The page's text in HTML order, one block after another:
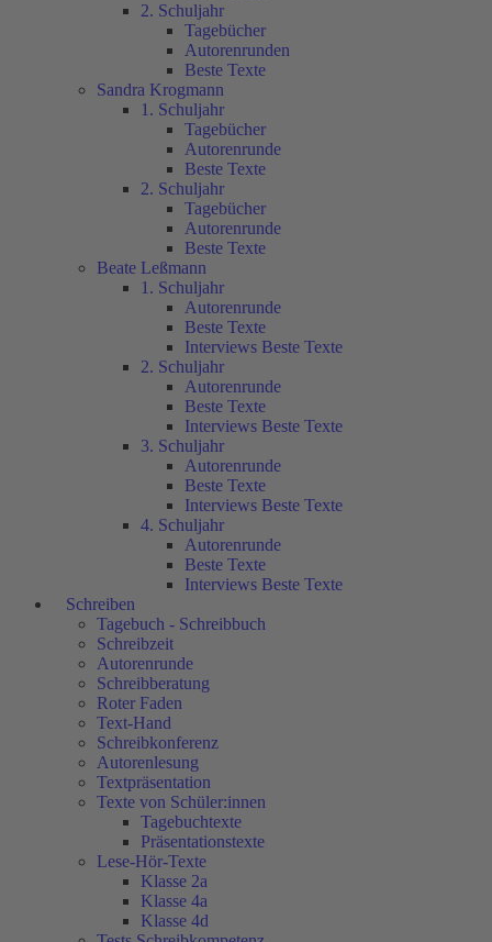
2. Schuljahr
Tagebücher
Autorenrunden
Beste Texte
Sandra Krogmann
1. Schuljahr
Tagebücher
Autorenrunde
Beste Texte
2. Schuljahr
Tagebücher
Autorenrunde
Beste Texte
Beate Leßmann
1. Schuljahr
Autorenrunde
Beste Texte
Interviews Beste Texte
2. Schuljahr
Autorenrunde
Beste Texte
Interviews Beste Texte
3. Schuljahr
Autorenrunde
Beste Texte
Interviews Beste Texte
4. Schuljahr
Autorenrunde
Beste Texte
Interviews Beste Texte
Schreiben
Tagebuch - Schreibbuch
Schreibzeit
Autorenrunde
Schreibberatung
Roter Faden
Text-Hand
Schreibkonferenz
Autorenlesung
Textpräsentation
Texte von Schüler:innen
Tagebuchtexte
Präsentationstexte
Lese-Hör-Texte
Klasse 2a
Klasse 4a
Klasse 4d